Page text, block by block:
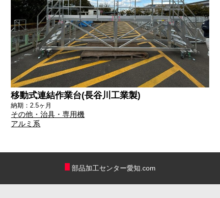
移動式連結作業台(長谷川工業製)
納期：2.5ヶ月
その他・治具・専用機
アルミ系
部品加工センター愛知.com